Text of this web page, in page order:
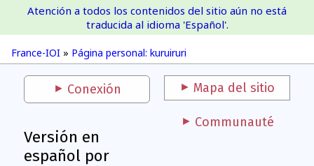
France-IOI
France-IOI » Página personal: kuruiruri
Atención a todos los contenidos del sitio aún no está
traducida al idioma 'Español'.
Conexión Mapa del sitio
Versión en
español por
Communauté